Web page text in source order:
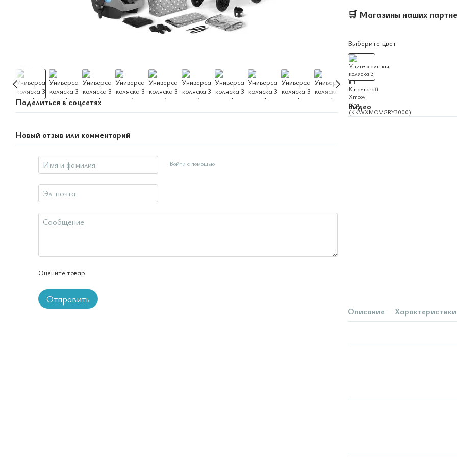
Поделиться в соцсетях
Новый отзыв или комментарий
Войти с помощью
Оцените товар
Отправить
🛒 Магазины наших
Выберите цвет
Видео
Описание Характеристики